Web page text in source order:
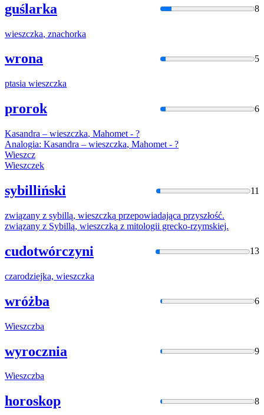
guślarka 8
wieszczka, znachorka
wrona 5
ptasia wieszczka
prorok 6
Kasandra – wieszczka, Mahomet - ?
Analogia: Kasandra – wieszczka, Mahomet - ?
Wieszcz
Wieszczek
sybilliński 11
związany z sybillą, wieszczką przepowiadająca przyszłość.
związany z Sybillą, wieszczką z mitologii grecko-rzymskiej.
cudotwórczyni 13
czarodziejka, wieszczka
wróżba 6
Wieszczba
wyrocznia 9
Wieszczba
horoskop 8